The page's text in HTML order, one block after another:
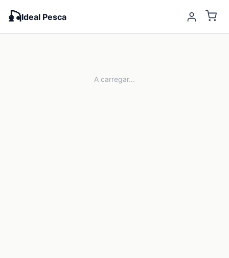
🎣Ideal Pesca
A carregar...